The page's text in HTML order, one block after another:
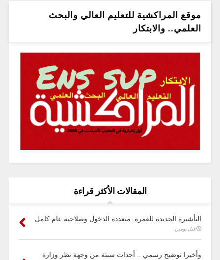
موقع المراكشية للتعليم العالي والبحث
العلمي.. والابتكار
المقالات الأكثر قراءة
التأشيرة الجديدة للعمرة: متعددة الدخول وصلاحية عام كامل
قبل يومين
وأخيرا توضيح رسمي .. أحداث سبتة من وجهة نظر وزارة